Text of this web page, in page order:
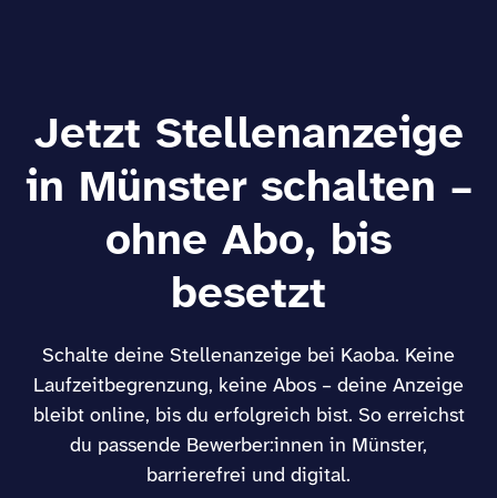
Jetzt Stellenanzeige
in Münster schalten –
ohne Abo, bis
besetzt
Schalte deine Stellenanzeige bei Kaoba. Keine
Laufzeitbegrenzung, keine Abos – deine Anzeige
bleibt online, bis du erfolgreich bist. So erreichst
du passende Bewerber:innen in Münster,
barrierefrei und digital.